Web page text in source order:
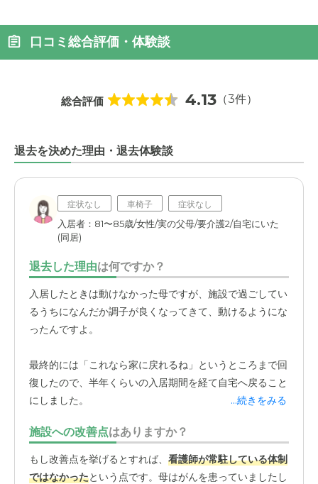
口コミ総合評価・体験談
総合評価 4.13（3件）
退去を決めた理由・退去体験談
症状なし 車椅子 症状なし
入居者：81〜85歳/女性/実の父母/要介護2/自宅にいた
(同居)
退去した理由は何ですか？
入居したときは動けなかった母ですが、施設で過ごしてい
るうちになんだか調子が良くなってきて、動けるようにな
ったんですよ。
最終的には「これなら家に戻れるね」というところまで回
復したので、半年くらいの入居期間を経て自宅へ戻ること
にしました。
...続きをみる
施設への改善点はありますか？
もし改善点を挙げるとすれば、 看護師が常駐している体制
ではなかったという点です。母はがんを患っていましたし